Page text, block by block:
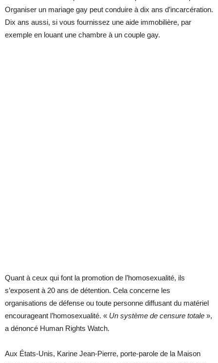
Organiser un mariage gay peut conduire à dix ans d’incarcération.
Dix ans aussi, si vous fournissez une aide immobilière, par
exemple en louant une chambre à un couple gay.
Quant à ceux qui font la promotion de l’homosexualité, ils
s’exposent à 20 ans de détention. Cela concerne les
organisations de défense ou toute personne diffusant du matériel
encourageant l’homosexualité. « Un système de censure totale »,
a dénoncé Human Rights Watch.
Aux États-Unis, Karine Jean-Pierre, porte-parole de la Maison